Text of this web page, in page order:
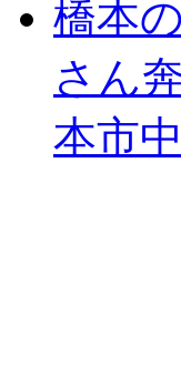
橋本
さん
本市中